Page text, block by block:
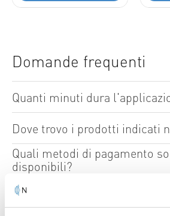
Domande frequenti
Quanti minuti dura
Dove trovo i prodotti indicati
Quali metodi di pagamento
disponibili?
NOVAFON è detraibile come
sanitaria?